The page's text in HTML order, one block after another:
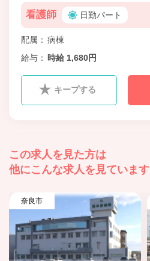
看護師 日勤パート
配属
病棟
給与
時給 1,680円
キープする
この求人を見た方は
他にこんな求人を見ています
奈良市